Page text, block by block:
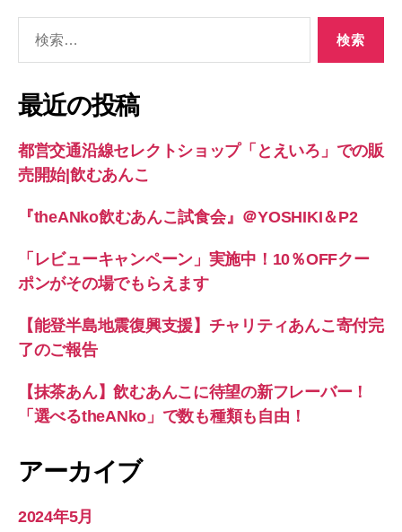
象:
最近の投稿
都営交通沿線セレクトショップ「とえいろ」での販
売開始|飲むあんこ
『theANko飲むあんこ試食会』＠YOSHIKI＆P2
「レビューキャンペーン」実施中！10％OFFクー
ポンがその場でもらえます
【能登半島地震復興支援】チャリティあんこ寄付完
了のご報告
【抹茶あん】飲むあんこに待望の新フレーバー！
「選べるtheANko」で数も種類も自由！
アーカイブ
2024年5月